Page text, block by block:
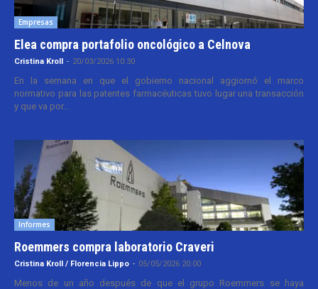
Empresas
Elea compra portafolio oncológico a Celnova
Cristina Kroll - 20/03/2026 10:30
En la semana en que el gobierno nacional aggiornó el marco
normativo para las patentes farmacéuticas tuvo lugar una transacción
y que va por...
Informes
Roemmers compra laboratorio Craveri
Cristina Kroll / Florencia Lippo - 05/05/2026 20:00
Menos de un año después de que el grupo Roemmers se haya